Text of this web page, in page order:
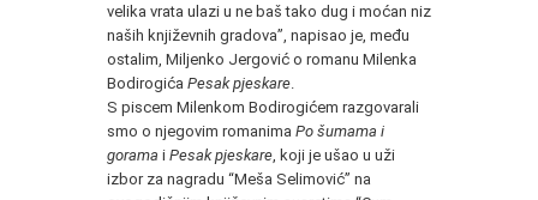
velika vrata ulazi u ne baš tako dug i moćan niz
naših književnih gradova”, napisao je, među
ostalim, Miljenko Jergović o romanu Milenka
Bodirogića Pesak pjeskare
S piscem Milenkom Bodirogićem razgovarali
smo o njegovim romanima Po šumama i
gorama i Pesak pjeskare , koji je ušao u uži
izbor za nagradu “Meša Selimović” na